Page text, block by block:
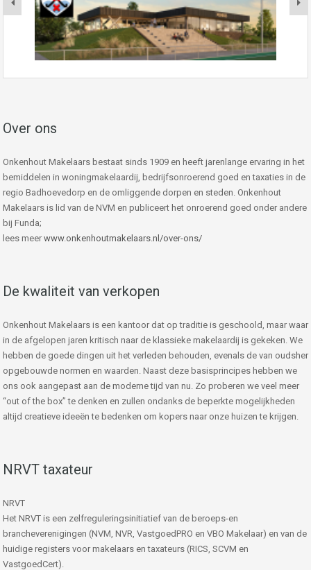
Over ons
Onkenhout Makelaars bestaat sinds 1909 en heeft jarenlange ervaring in het
bemiddelen in woningmakelaardij, bedrijfsonroerend goed en taxaties in de
regio Badhoevedorp en de omliggende dorpen en steden. Onkenhout
Makelaars is lid van de NVM en publiceert het onroerend goed onder andere
bij Funda;
lees meer www.onkenhoutmakelaars.nl/over-ons/
De kwaliteit van verkopen
Onkenhout Makelaars is een kantoor dat op traditie is geschoold, maar waar
in de afgelopen jaren kritisch naar de klassieke makelaardij is gekeken. We
hebben de goede dingen uit het verleden behouden, evenals de van oudsher
opgebouwde normen en waarden. Naast deze basisprincipes hebben we
ons ook aangepast aan de moderne tijd van nu. Zo proberen we veel meer
“out of the box” te denken en zullen ondanks de beperkte mogelijkheden
altijd creatieve ideeën te bedenken om kopers naar onze huizen te krijgen.
NRVT taxateur
NRVT
Het NRVT is een zelfreguleringsinitiatief van de beroeps-en
brancheverenigingen (NVM, NVR, VastgoedPRO en VBO Makelaar) en van de
huidige registers voor makelaars en taxateurs (RICS, SCVM en
VastgoedCert).